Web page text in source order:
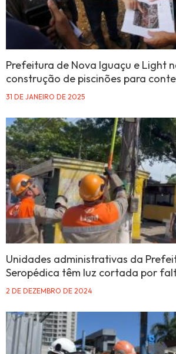
Prefeitura de Nova Iguaçu e Light
construção de piscinões para
31 DE JANEIRO DE 2025
Unidades administrativas da
Seropédica têm luz cortada por
2 DE DEZEMBRO DE 2024